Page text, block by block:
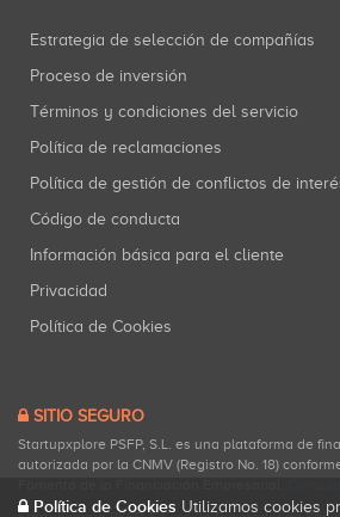
Estrategia de selección de compañías
Proceso de inversión
Términos y condiciones del servicio
Política de reclamaciones
Política de gestión de conflictos de
Código de conducta
Información básica para el cliente
Privacidad
Política de Cookies
SITIO SEGURO
Startupxplore PSFP, S.L. es una plataforma de
autorizada por la CNMV (Registro No. 18)
Política de Cookies Utilizamos cookies